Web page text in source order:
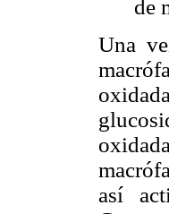
de
Una
así